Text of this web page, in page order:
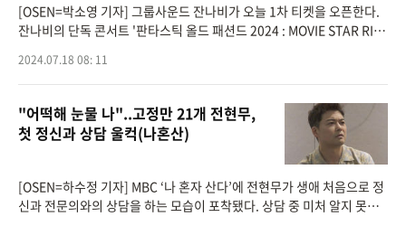
[OSEN=박소영 기자] 그룹사운드 잔나비가 오늘 1차 티켓을 오픈한다.
잔나비의 단독 콘서트 '판타스틱 올드 패션드 2024 : MOVIE STAR RISI
오후 8시부터 시작된다.'판
2024.07.18 08: 11
"어떡해 눈물 나"..고정만 21개 전현무,
첫 정신과 상담 울컥(나혼산)
[OSEN=하수정 기자] MBC ‘나 혼자 산다’에 전현무가 생애 처음으로 정
신과 전문의와의 상담을 하는 모습이 포착됐다. 상담 중 미처 알지 못했